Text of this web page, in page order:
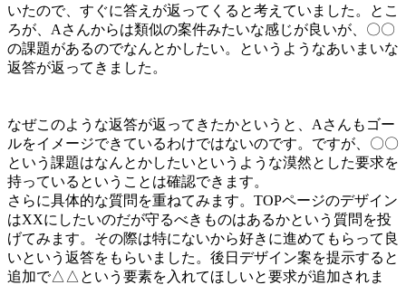
いたので、すぐに答えが返ってくると考えていました。とこ
ろが、Aさんからは類似の案件みたいな感じが良いが、〇〇
の課題があるのでなんとかしたい。というようなあいまいな
返答が返ってきました。
なぜこのような返答が返ってきたかというと、Aさんもゴー
ルをイメージできているわけではないのです。ですが、〇〇
という課題はなんとかしたいというような漠然とした要求を
持っているということは確認できます。
さらに具体的な質問を重ねてみます。TOPページのデザイン
はXXにしたいのだが守るべきものはあるかという質問を投
げてみます。その際は特にないから好きに進めてもらって良
いという返答をもらいました。後日デザイン案を提示すると
追加で△△という要素を入れてほしいと要求が追加されま